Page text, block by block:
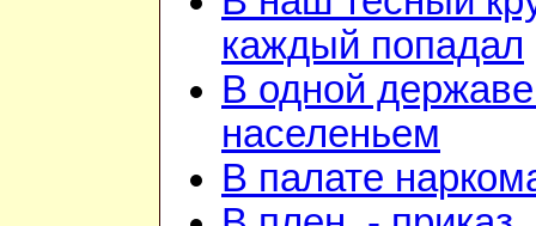
каждый попадал
В одной
населеньем
В палате